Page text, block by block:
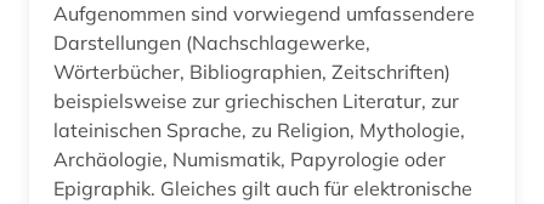
römerzeit (1)
römisches recht (2)
römisches reich (10)
sammlung (1)
Aufgenommen sind vorwiegend umfassendere
Darstellungen (Nachschlagewerke,
Wörterbücher, Bibliographien, Zeitschriften)
beispielsweise zur griechischen Literatur, zur
lateinischen Sprache, zu Religion, Mythologie,
Archäologie, Numismatik, Papyrologie oder
Epigraphik. Gleiches gilt auch für elektronische